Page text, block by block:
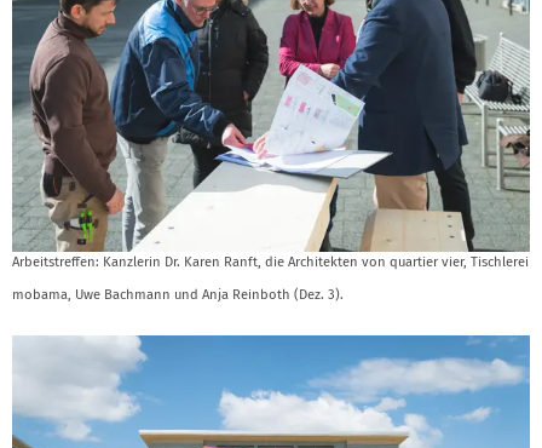
Arbeitstreffen: Kanzlerin Dr. Karen Ranft, die Architekten von quartier vier, Tischlerei
mobama, Uwe Bachmann und Anja Reinboth (Dez. 3).